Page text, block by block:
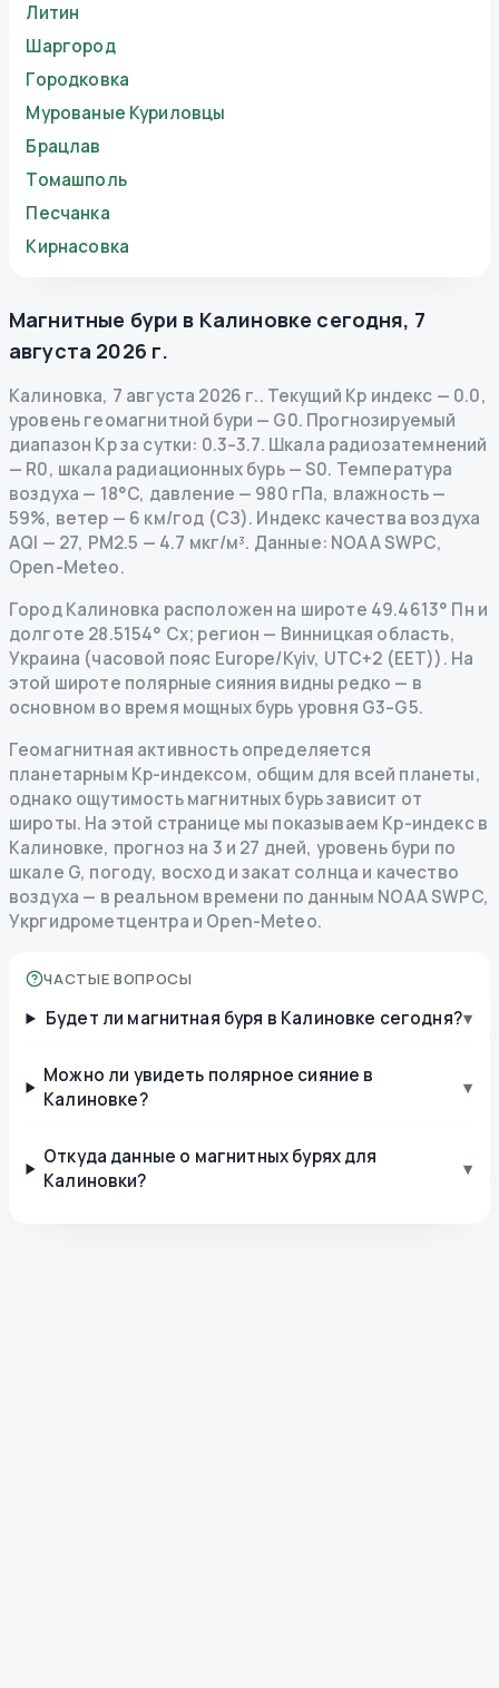
Литин
Шаргород
Городковка
Мурованые Куриловцы
Брацлав
Томашполь
Песчанка
Кирнасовка
Магнитные бури в Калиновке сегодня, 7
августа 2026 г.
Калиновка, 7 августа 2026 г.. Текущий Kp индекс — 0.0,
уровень геомагнитной бури — G0. Прогнозируемый
диапазон Kp за сутки: 0.3–3.7. Шкала радиозатемнений
— R0, шкала радиационных бурь— S0. Температура
воздуха — 18°C, давление — 980 гПа, влажность —
59%, ветер — 6 км/год (СЗ). Индекс качества воздуха
AQI — 27, PM2.5 — 4.7 мкг/м³. Данные: NOAA SWPC,
Open-Meteo.
Город Калиновка расположен на широте 49.4613° Пн и
долготе 28.5154° Сх; регион — Винницкая область,
Украина (часовой пояс Europe/Kyiv, UTC+2 (EET)). На
этой широте полярные сияния видны редко — в
основном во время мощных бурь уровня G3–G5.
Геомагнитная активность определяется
планетарным Kp-индексом, общим для всей планеты,
однако ощутимость магнитных бурь зависит от
широты. На этой странице мы показываем Kp-индекс в
Калиновке, прогноз на 3 и 27 дней, уровень бури по
шкале G, погоду, восход и закат солнца и качество
воздуха — в реальном времени по данным NOAA SWPC,
Укргидрометцентра и Open-Meteo.
ЧАСТЫЕ ВОПРОСЫ
Будет ли магнитная буря в Калиновке сегодня?▾
Можно ли увидеть полярное сияние в
Калиновке?
▾
Откуда данные о магнитных бурях для
Калиновки?
▾